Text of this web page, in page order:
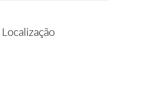
Localização